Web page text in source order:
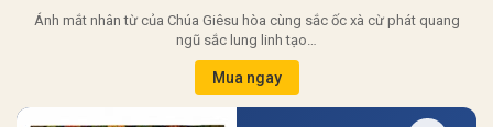
Ánh mắt nhân từ của Chúa Giêsu hòa cùng sắc ốc xà cừ phát quang
ngũ sắc lung linh tạo…
Mua ngay